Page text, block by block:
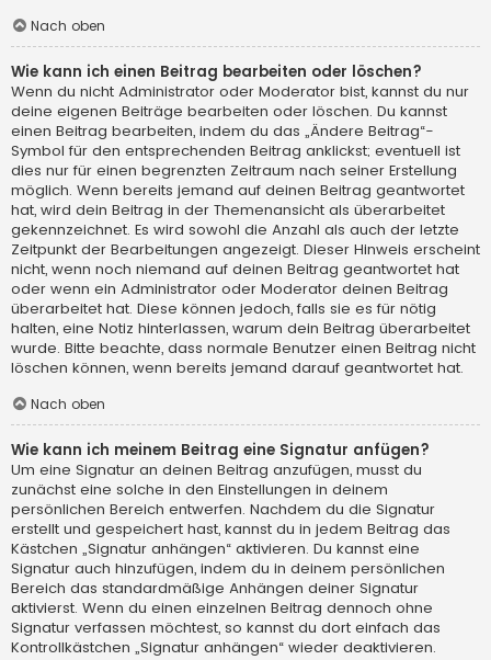
Nach oben
Wie kann ich einen Beitrag bearbeiten oder löschen?
Wenn du nicht Administrator oder Moderator bist, kannst du nur
deine eigenen Beiträge bearbeiten oder löschen. Du kannst
einen Beitrag bearbeiten, indem du das „Ändere Beitrag“-
Symbol für den entsprechenden Beitrag anklickst; eventuell ist
dies nur für einen begrenzten Zeitraum nach seiner Erstellung
möglich. Wenn bereits jemand auf deinen Beitrag geantwortet
hat, wird dein Beitrag in der Themenansicht als überarbeitet
gekennzeichnet. Es wird sowohl die Anzahl als auch der letzte
Zeitpunkt der Bearbeitungen angezeigt. Dieser Hinweis erscheint
nicht, wenn noch niemand auf deinen Beitrag geantwortet hat
oder wenn ein Administrator oder Moderator deinen Beitrag
überarbeitet hat. Diese können jedoch, falls sie es für nötig
halten, eine Notiz hinterlassen, warum dein Beitrag überarbeitet
wurde. Bitte beachte, dass normale Benutzer einen Beitrag nicht
löschen können, wenn bereits jemand darauf geantwortet hat.
Nach oben
Wie kann ich meinem Beitrag eine Signatur anfügen?
Um eine Signatur an deinen Beitrag anzufügen, musst du
zunächst eine solche in den Einstellungen in deinem
persönlichen Bereich entwerfen. Nachdem du die Signatur
erstellt und gespeichert hast, kannst du in jedem Beitrag das
Kästchen „Signatur anhängen“ aktivieren. Du kannst eine
Signatur auch hinzufügen, indem du in deinem persönlichen
Bereich das standardmäßige Anhängen deiner Signatur
aktivierst. Wenn du einen einzelnen Beitrag dennoch ohne
Signatur verfassen möchtest, so kannst du dort einfach das
Kontrollkästchen „Signatur anhängen“ wieder deaktivieren.